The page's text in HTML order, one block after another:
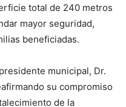
total de 240 metros
mayor seguridad,
beneficiadas.
municipal, Dr.
su compromiso
de la